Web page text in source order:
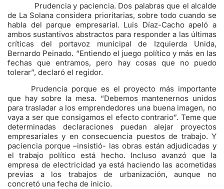
Prudencia y paciencia. Dos palabras que el alcalde
de La Solana considera prioritarias, sobre todo cuando se
habla del parque empresarial. Luis Díaz-Cacho apeló a
ambos sustantivos abstractos para responder a las últimas
críticas del portavoz municipal de Izquierda Unida,
Bernardo Peinado. “Entiendo el juego político y más en las
fechas que entramos, pero hay cosas que no puedo
tolerar”, declaró el regidor.
Prudencia porque es el proyecto más importante
que hay sobre la mesa. “Debemos mantenernos unidos
para trasladar a los emprendedores una buena imagen, no
vaya a ser que consigamos el efecto contrario”. Teme que
determinadas declaraciones puedan alejar proyectos
empresariales y en consecuencia puestos de trabajo. Y
paciencia porque –insistió- las obras están adjudicadas y
el trabajo político está hecho. Incluso avanzó que la
empresa de electricidad ya está haciendo las acometidas
previas a los trabajos de urbanización, aunque no
concretó una fecha de inicio.